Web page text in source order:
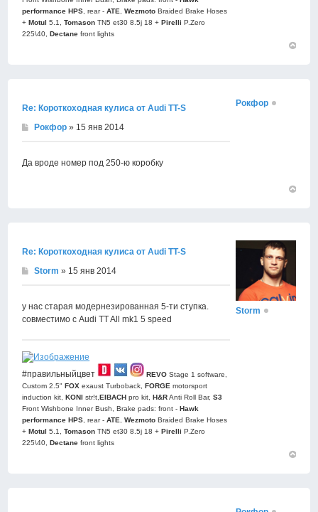
performance HPS , rear -АТЕ ,Wezmoto Braided Brake Hoses
+Motul 5.1,Tomason TN5 et30 8.5j 18 +Pirelli P.Zero
225\40,Dectane front lights
Re: Короткоходная кулиса от Audi TT-S
Рокфор » 15 янв 2014
Да вроде номер под 250-ю коробку
Рокфор
Re: Короткоходная кулиса от Audi TT-S
Storm » 15 янв 2014
у нас старая модернезированная 5-ти ступка.
совместимо с Audi TT All mk1 5 speed
#правильныйцвет REVO Stage 1 software,
Custom 2.5"FOX exaust Turboback,FORGE motorsport
induction kit,KONI str!t,EIBACH pro kit,H&RAnti Roll Bar,S3
Front Wishbone Inner Bush, Brake pads: front -Hawk
performance HPS , rear -АТЕ ,Wezmoto Braided Brake Hoses
+Motul 5.1,Tomason TN5 et30 8.5j 18 +Pirelli P.Zero
225\40,Dectane front lights
Storm